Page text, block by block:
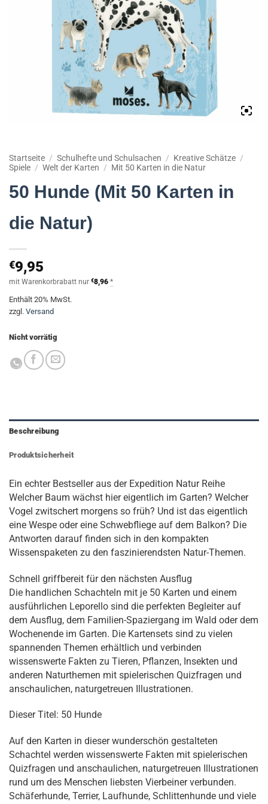
Startseite / Schulhefte und Schulsachen / Kreative Schätze /
Spiele / Welt der Karten / Mit 50 Karten in die Natur
50 Hunde (Mit 50 Karten in
die Natur)
€9,95
mit Warenkorbrabatt nur €8,96 *
Enthält 20% MwSt.
zzgl. Versand
Nicht vorrätig
Beschreibung
Produktsicherheit
Ein echter Bestseller aus der Expedition NaturReihe
Welcher Baum wächst hier eigentlich im Garten? Welcher
Vogel zwitschert morgens so früh? Und ist das eigentlich
eine Wespe oder eine Schwebfliege auf dem Balkon? Die
Antworten darauf finden sich in den kompakten
Wissenspaketen zu den faszinierendsten Natur-Themen.
Schnell griffbereit für den nächsten Ausflug
Die handlichen Schachteln mit je 50 Karten und einem
ausführlichen Leporello sind die perfekten Begleiter auf
dem Ausflug, dem Familien-Spaziergang im Wald oder dem
Wochenende im Garten. Die Kartensets sind zu vielen
spannenden Themen erhältlich und verbinden
wissenswerte Fakten zu Tieren, Pflanzen, Insekten und
anderen Naturthemen mit spielerischen Quizfragen und
anschaulichen, naturgetreuen Illustrationen.
Dieser Titel: 50 Hunde
Auf den Karten in dieser wunderschön gestalteten
Schachtel werden wissenswerte Fakten mit spielerischen
Quizfragen und anschaulichen, naturgetreuen Illustrationen
rund um des Menschen liebsten Vierbeiner verbunden.
Schäferhunde, Terrier, Laufhunde, Schlittenhunde und viele